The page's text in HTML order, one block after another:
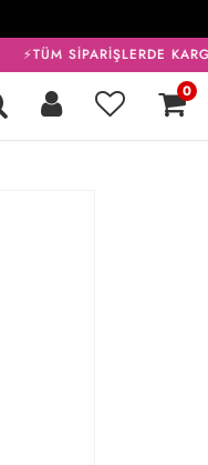
⚡TÜM SİPARİŞLERDE
0